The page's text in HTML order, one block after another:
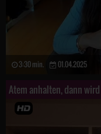
3:30 min. 01.04.2025
Atem anhalten, dann wird